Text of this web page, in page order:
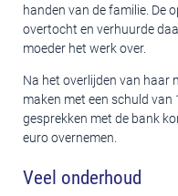
handen van de familie. De
overtocht en verhuurde
moeder het werk over.
Na het overlijden van haar
maken met een schuld
gesprekken met de bank
euro overnemen.
Veel onderhoud